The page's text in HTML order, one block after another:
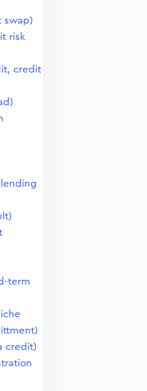
swap)
risk
credit
term
credit)